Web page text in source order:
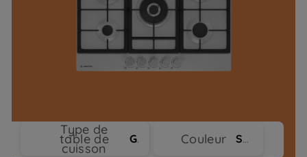
Type de
table de
cuisson
Couleur Stainless Steel